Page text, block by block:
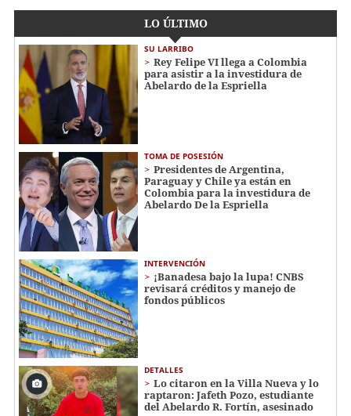
LO ÚLTIMO
SU LARRIBO
Rey Felipe VI llega a Colombia
para asistir a la investidura de
Abelardo de la Espriella
TOMA DE POSESIÓN
Presidentes de Argentina,
Paraguay y Chile ya están en
Colombia para la investidura de
Abelardo De la Espriella
INTERVENCIÓN
¡Banadesa bajo la lupa! CNBS
revisará créditos y manejo de
fondos públicos
DETALLES
Lo citaron en la Villa Nueva y lo
raptaron: Jafeth Pozo, estudiante
del Abelardo R. Fortín, asesinado